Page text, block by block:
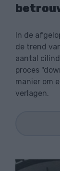
In de
de trend
aantal
proces
manier om
verlagen.